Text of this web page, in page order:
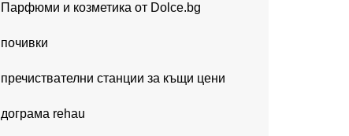
Парфюми и козметика от Dolce.bg
почивки
пречиствателни станции за къщи цени
дограма rehau